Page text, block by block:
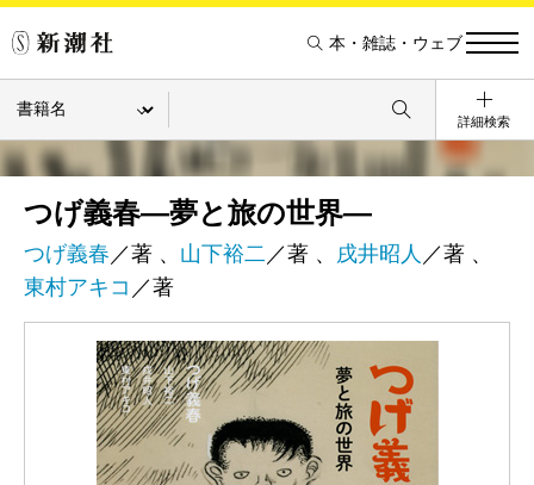
本・雑誌・ウェブ
詳細検索
つげ義春―夢と旅の世界―
つげ義春 ／著 、 山下裕二 ／著 、 戌井昭人 ／著 、
東村アキコ ／著